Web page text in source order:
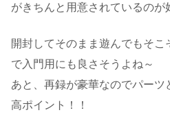
がきちんと用意されているのが
開封してそのまま遊んでもそ
で入門用にも良さそうよね～
あと、再録が豪華なのでパーツ
高ポイント！！